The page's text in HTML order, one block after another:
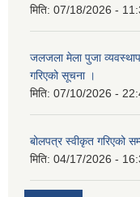
मिति: 07/18/2026 -
जलजला मेला पुजा
गरिएको सूचना ।
मिति: 07/10/2026 -
बोलपत्र स्वीकृत गरिएको
मिति: 04/17/2026 -